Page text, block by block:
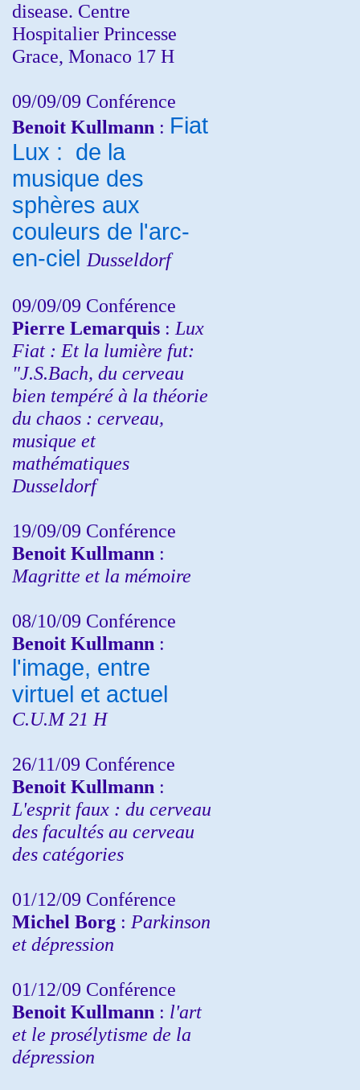
disease. Centre
Hospitalier Princesse
Grace, Monaco 17 H
09/09/09 Conférence
Benoit Kullmann : Fiat
Lux : de la
musique des
sphères aux
couleurs de l'arc-
en-ciel Dusseldorf
09/09/09 Conférence
Pierre Lemarquis : Lux
Fiat : Et la lumière fut:
"J.S.Bach, du cerveau
bien tempéré à la théorie
du chaos : cerveau,
musique et
mathématiques
Dusseldorf
19/09/09 Conférence
Benoit Kullmann :
Magritte et la mémoire
08/10/09 Conférence
Benoit Kullmann :
l'image, entre
virtuel et actuel
C.U.M 21 H
26/11/09 Conférence
Benoit Kullmann :
L'esprit faux : du cerveau
des facultés au cerveau
des catégories
01/12/09 Conférence
Michel Borg : Parkinson
et dépression
01/12/09 Conférence
Benoit Kullmann : l'art
et le prosélytisme de la
dépression